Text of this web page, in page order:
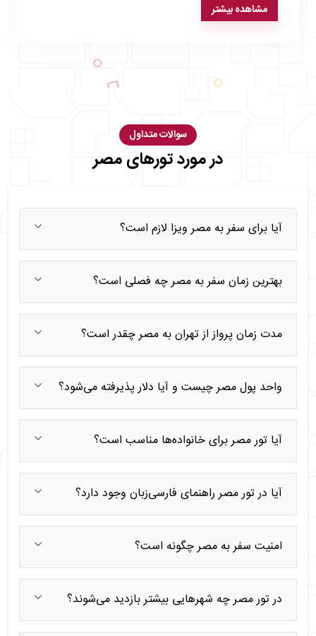
مشاهده بیشتر
سوالات متداول
در مورد تورهای مصر
آیا برای سفر به مصر ویزا لازم است؟
بهترین زمان سفر به مصر چه فصلی است؟
مدت زمان پرواز از تهران به مصر چقدر است؟
واحد پول مصر چیست و آیا دلار پذیرفته می‌شود؟
آیا تور مصر برای خانواده‌ها مناسب است؟
آیا در تور مصر راهنمای فارسی‌زبان وجود دارد؟
امنیت سفر به مصر چگونه است؟
در تور مصر چه شهرهایی بیشتر بازدید می‌شوند؟